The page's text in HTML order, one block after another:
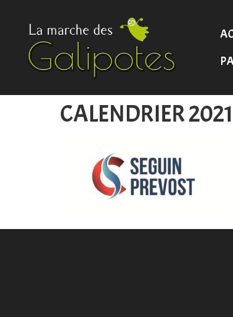
CALENDRIER 2021